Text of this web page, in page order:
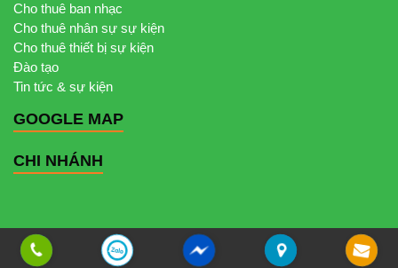
Cho thuê ban nhạc
Cho thuê nhân sự sự kiện
Cho thuê thiết bị sự kiện
Đào tạo
Tin tức & sự kiện
GOOGLE MAP